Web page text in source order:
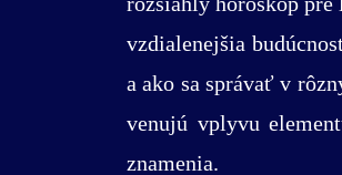
vzdialenejšia
a ako sa správať v
venujú vplyvu
znamenia.